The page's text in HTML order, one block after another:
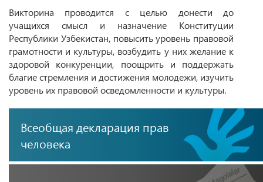
Викторина проводится с целью донести до
учащихся смысл и назначение Конституции
Республики Узбекистан, повысить уровень правовой
грамотности и культуры, возбудить у них желание к
здоровой конкуренции, поощрить и поддержать
благие стремления и достижения молодежи, изучить
уровень их правовой осведомленности и культуры.
Всеобщая декларация прав
человека